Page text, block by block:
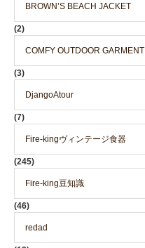
BROWN’S BEACH JACKET
(2)
COMFY OUTDOOR GARMENT
(3)
DjangoAtour
(7)
Fire-kingヴィンテージ食器
(245)
Fire-king豆知識
(46)
redad